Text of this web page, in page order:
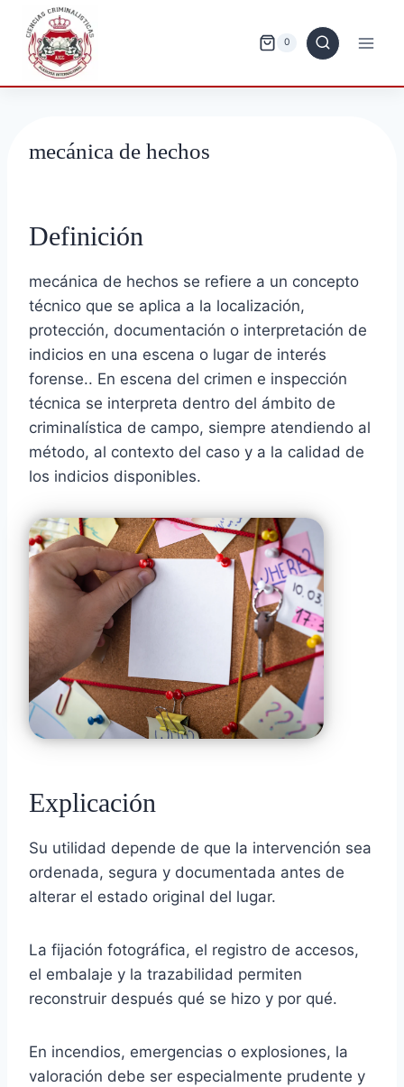
Saltar
contenido
0
mecánica de hechos
Definición
mecánica de hechos se refiere a un concepto
técnico que se aplica a la localización,
protección, documentación o interpretación de
indicios en una escena o lugar de interés
forense.. En escena del crimen e inspección
técnica se interpreta dentro del ámbito de
criminalística de campo, siempre atendiendo al
método, al contexto del caso y a la calidad de
los indicios disponibles.
Explicación
Su utilidad depende de que la intervención sea
ordenada, segura y documentada antes de
alterar el estado original del lugar.
La fijación fotográfica, el registro de accesos,
el embalaje y la trazabilidad permiten
reconstruir después qué se hizo y por qué.
En incendios, emergencias o explosiones, la
valoración debe ser especialmente prudente y